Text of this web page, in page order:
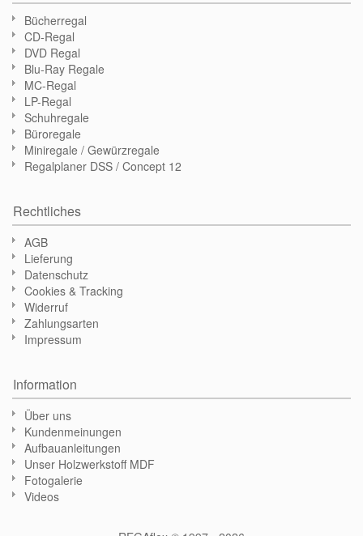
Bücherregal
CD-Regal
DVD Regal
Blu-Ray Regale
MC-Regal
LP-Regal
Schuhregale
Büroregale
Miniregale / Gewürzregale
Regalplaner DSS / Concept 12
Rechtliches
AGB
Lieferung
Datenschutz
Cookies & Tracking
Widerruf
Zahlungsarten
Impressum
Information
Über uns
Kundenmeinungen
Aufbauanleitungen
Unser Holzwerkstoff MDF
Fotogalerie
Videos